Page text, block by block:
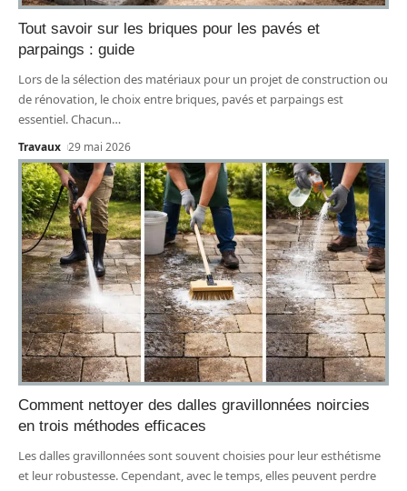
Tout savoir sur les briques pour les pavés et
parpaings : guide
Lors de la sélection des matériaux pour un projet de construction ou
de rénovation, le choix entre briques, pavés et parpaings est
essentiel. Chacun…
Travaux 29 mai 2026
Comment nettoyer des dalles gravillonnées noircies
en trois méthodes efficaces
Les dalles gravillonnées sont souvent choisies pour leur esthétisme
et leur robustesse. Cependant, avec le temps, elles peuvent perdre